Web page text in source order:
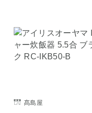
髙島屋